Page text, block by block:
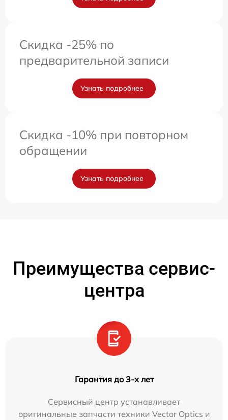
Скидка -25% по
предварительной записи
Узнать подробнее
Скидка -10% при повторном
обращении
Узнать подробнее
Преимущества сервис-
центра
Гарантия до 3-х лет
Сервисный центр устанавливает
оригинальные запчасти техники Vector Optics и